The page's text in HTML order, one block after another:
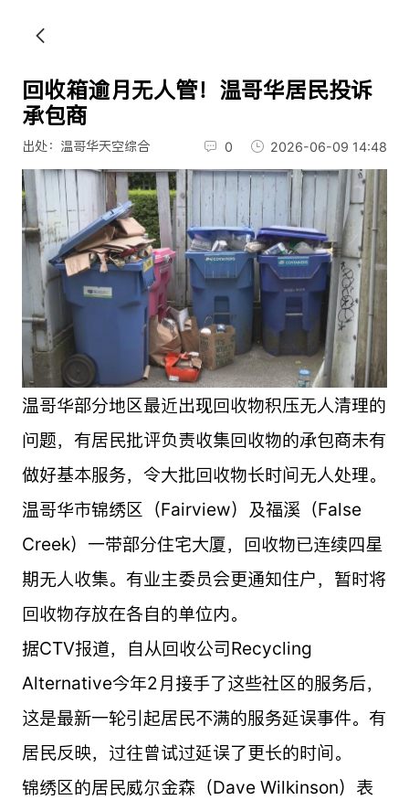
回收箱逾月无人管！温哥华居民投诉
承包商
出处：温哥华天空综合 0 2026-06-09 14:48
温哥华部分地区最近出现回收物积压无人清理的
问题，有居民批评负责收集回收物的承包商未有
做好基本服务，令大批回收物长时间无人处理。
温哥华市锦绣区（Fairview）及福溪（False
Creek）一带部分住宅大厦，回收物已连续四星
期无人收集。有业主委员会更通知住户，暂时将
回收物存放在各自的单位内。
据CTV报道，自从回收公司Recycling
Alternative今年2月接手了这些社区的服务后，
这是最新一轮引起居民不满的服务延误事件。有
居民反映，过往曾试过延误了更长的时间。
锦绣区的居民威尔金森（Dave Wilkinson）表